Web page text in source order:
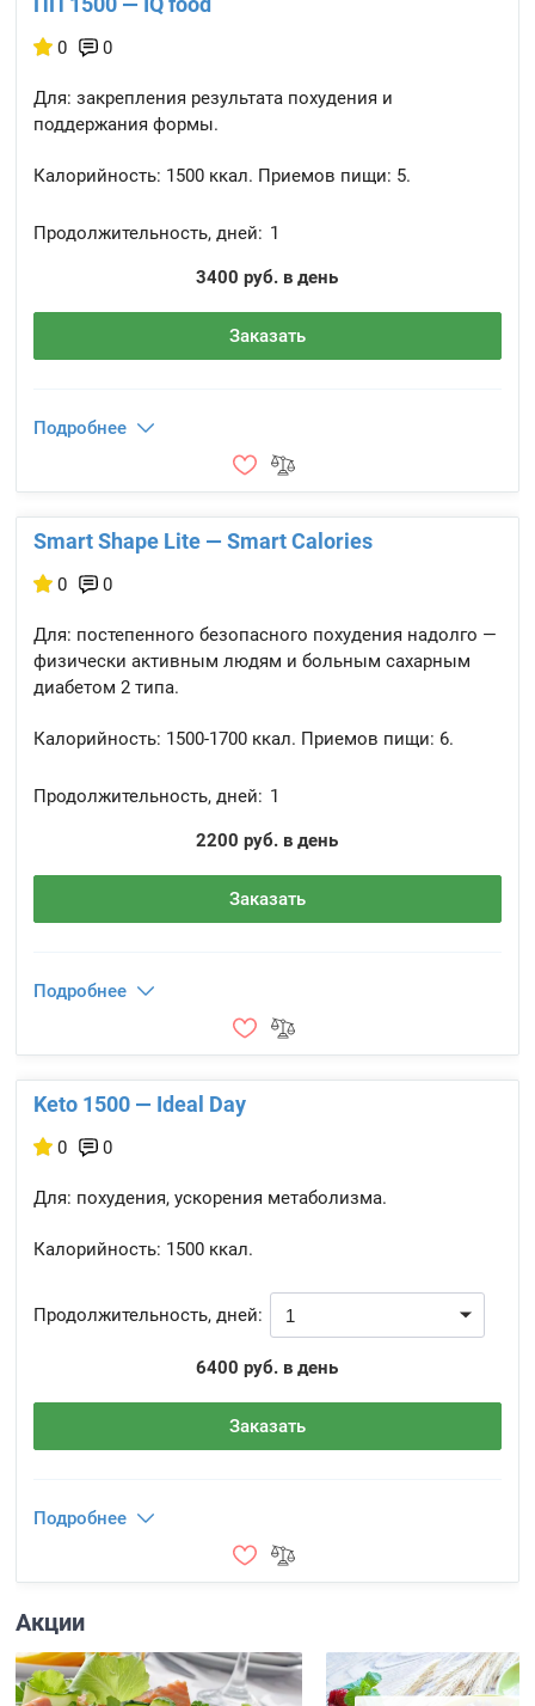
0 0
Для: закрепления результата похудения и
поддержания формы.
Калорийность: 1500 ккал. Приемов пищи: 5.
Продолжительность, дней: 1
3400 руб. в день
Заказать
Подробнее
Smart Shape Lite — Smart Calories
0 0
Для: постепенного безопасного похудения надолго —
физически активным людям и больным сахарным
диабетом 2 типа.
Калорийность: 1500-1700 ккал. Приемов пищи: 6.
Продолжительность, дней: 1
2200 руб. в день
Заказать
Подробнее
Keto 1500 — Ideal Day
0 0
Для: похудения, ускорения метаболизма.
Калорийность: 1500 ккал.
Продолжительность, дней:
6400 руб. в день
Заказать
Подробнее
Акции